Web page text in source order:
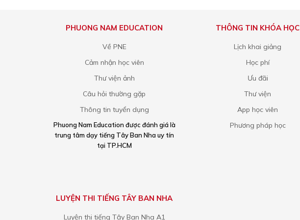
PHUONG NAM EDUCATION
Về PNE
Cảm nhận học viên
Thư viện ảnh
Câu hỏi thường gặp
Thông tin tuyển dụng
Phuong Nam Education được đánh giá là
trung tâm dạy tiếng Tây Ban Nha uy tín
tại TP.HCM
THÔNG TIN KHÓA HỌC
Lịch khai giảng
Học phí
Ưu đãi
Thư viện
App học viên
Phương pháp học
LUYỆN THI TIẾNG TÂY BAN NHA
Luyện thi tiếng Tây Ban Nha A1